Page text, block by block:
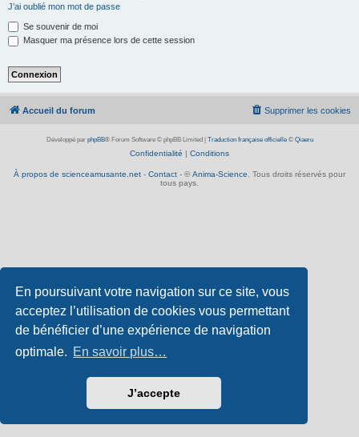
En poursuivant votre navigation sur ce site, vous
acceptez l’utilisation de cookies vous permettant
de bénéficier d’une expérience de navigation
optimale. En savoir plus…
J’accepte
J’ai oublié mon mot de passe
Se souvenir de moi
Masquer ma présence lors de cette session
Accueil du forum Supprimer les cookies
Développé par phpBB® Forum Software © phpBB Limited Traduction française officielle© Qiaeru
Confidentialité | Conditions
À propos de scienceamusante.net - Contact - © Anima-Science . Tous droits réservés pour
tous pays.